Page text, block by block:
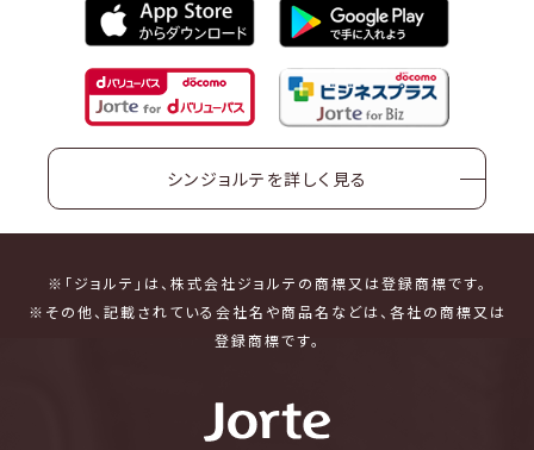
シンジョルテを詳しく見る
※「ジョルテ」は、株式会社ジョルテの商標又は登録商標です。
※その他、記載されている会社名や商品名などは、各社の商標又は
登録商標です。